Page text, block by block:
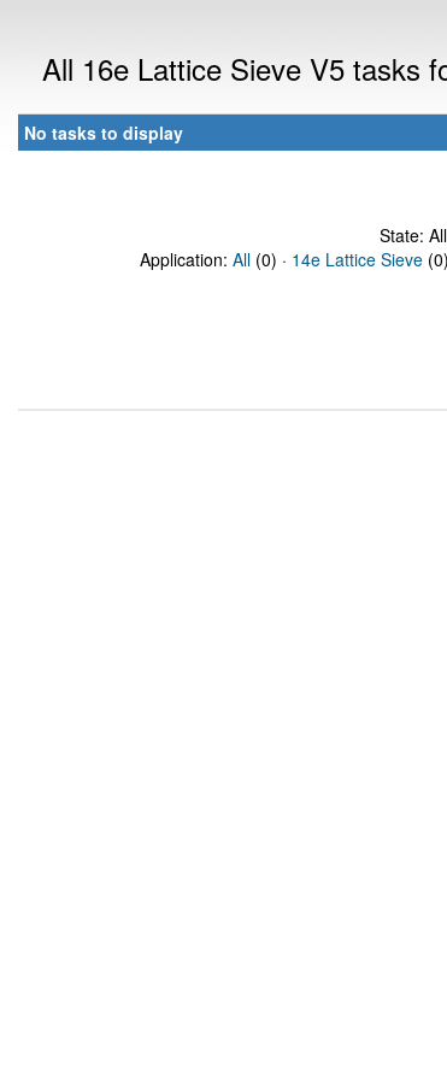
All 16e Lattice Sieve V5 tasks
No tasks to display
State:
Application: All (0) · 14e Lattice Sieve